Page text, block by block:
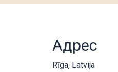
Адрес
Rīga, Latvija